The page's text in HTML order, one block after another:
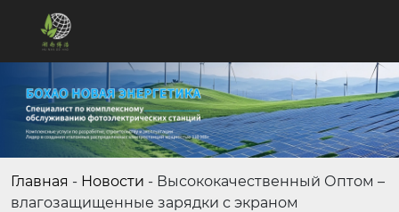
Главная - Новости - Высококачественный Оптом –
влагозащищенные зарядки с экраном